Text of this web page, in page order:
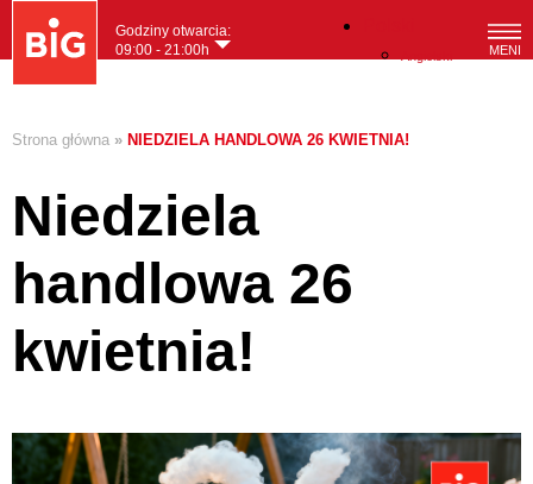
MENI
Godziny otwarcia:
09:00 - 21:00h
Strona główna » NIEDZIELA HANDLOWA 26 KWIETNIA!
Niedziela
handlowa 26
kwietnia!